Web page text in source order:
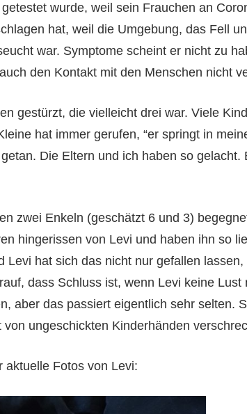
wurde, weil sein Frauchen an
hat, weil die Umgebung, das Fell
war. Symptome scheint er nicht zu
den Kontakt mit den Menschen nicht
gestürzt, die vielleicht drei war. Viele
hat immer gerufen, “er springt in
Die Eltern und ich haben so gelacht.
zwei Enkeln (geschätzt 6 und 3)
hingerissen von Levi und haben ihn so
Levi hat sich das nicht nur gefallen
dass Schluss ist, wenn Levi keine Lust
aber das passiert eigentlich sehr selten.
ungeschickten Kinderhänden
aktuelle Fotos von Levi: